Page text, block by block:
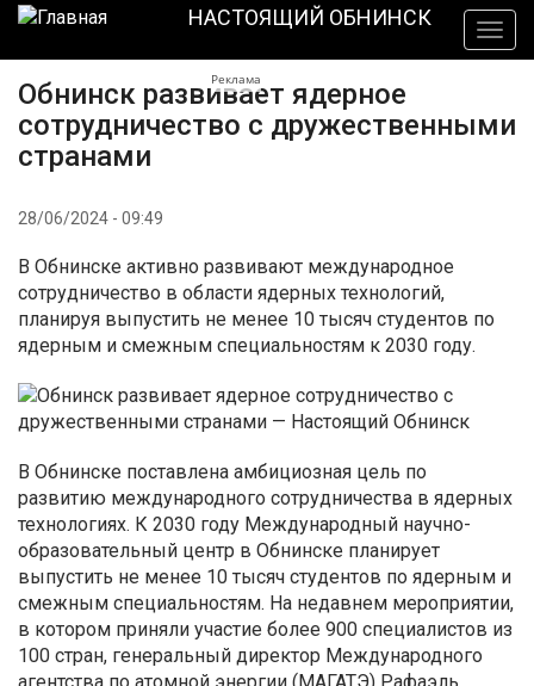
Перейти
основному
содержанию
НАСТОЯЩИЙ ОБНИНСК
Реклама
Обнинск развивает ядерное
сотрудничество с дружественными
странами
28/06/2024 - 09:49
В Обнинске активно развивают международное
сотрудничество в области ядерных технологий,
планируя выпустить не менее 10 тысяч студентов по
ядерным и смежным специальностям к 2030 году.
В Обнинске поставлена амбициозная цель по
развитию международного сотрудничества в ядерных
технологиях. К 2030 году Международный научно-
образовательный центр в Обнинске планирует
выпустить не менее 10 тысяч студентов по ядерным и
смежным специальностям. На недавнем мероприятии,
в котором приняли участие более 900 специалистов из
100 стран, генеральный директор Международного